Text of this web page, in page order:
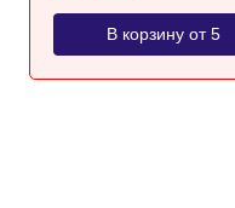
В корзину от 5